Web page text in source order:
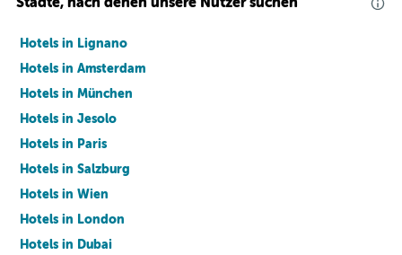
Hotels in Lignano
Hotels in Amsterdam
Hotels in München
Hotels in Jesolo
Hotels in Paris
Hotels in Salzburg
Hotels in Wien
Hotels in London
Hotels in Dubai